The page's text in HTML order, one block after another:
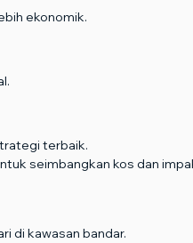
ekonomik.
terbaik.
seimbangkan kos dan
di kawasan bandar.